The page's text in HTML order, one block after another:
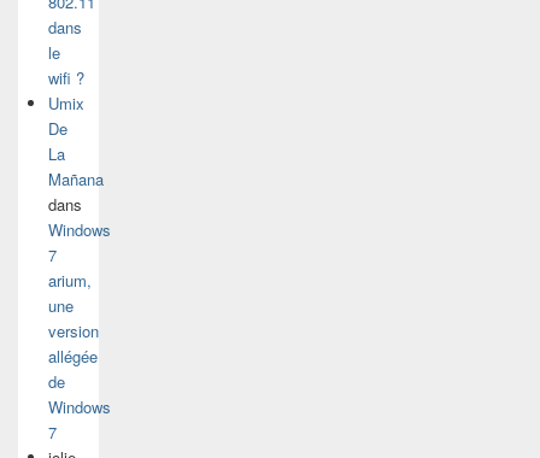
dans
le
wifi ?
Umix
De
La
Mañana
dans
Windows
7
arium,
une
version
allégée
de
Windows
7